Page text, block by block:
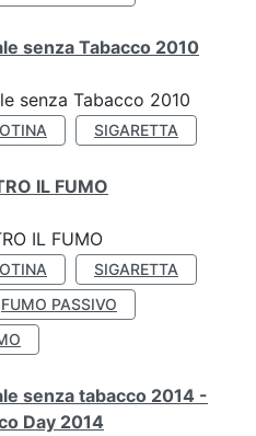
senza Tabacco 2010
senza Tabacco 2010
SIGARETTA
IL FUMO
IL FUMO
SIGARETTA
FUMO PASSIVO
senza tabacco 2014 -
Day 2014